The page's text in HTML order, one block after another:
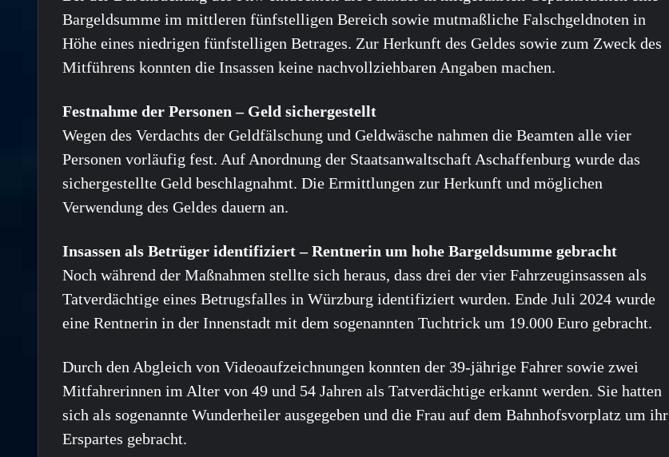
Bargeldsumme im mittleren fünfstelligen Bereich sowie mutmaßliche Falschgeldnoten in
Höhe eines niedrigen fünfstelligen Betrages. Zur Herkunft des Geldes sowie zum Zweck des
Mitführens konnten die Insassen keine nachvollziehbaren Angaben machen.
Festnahme der Personen – Geld sichergestellt
Wegen des Verdachts der Geldfälschung und Geldwäsche nahmen die Beamten alle vier
Personen vorläufig fest. Auf Anordnung der Staatsanwaltschaft Aschaffenburg wurde das
sichergestellte Geld beschlagnahmt. Die Ermittlungen zur Herkunft und möglichen
Verwendung des Geldes dauern an.
Insassen als Betrüger identifiziert – Rentnerin um hohe Bargeldsumme gebracht
Noch während der Maßnahmen stellte sich heraus, dass drei der vier Fahrzeuginsassen als
Tatverdächtige eines Betrugsfalles in Würzburg identifiziert wurden. Ende Juli 2024 wurde
eine Rentnerin in der Innenstadt mit dem sogenannten Tuchtrick um 19.000 Euro gebracht.
Durch den Abgleich von Videoaufzeichnungen konnten der 39-jährige Fahrer sowie zwei
Mitfahrerinnen im Alter von 49 und 54 Jahren als Tatverdächtige erkannt werden. Sie hatten
sich als sogenannte Wunderheiler ausgegeben und die Frau auf dem Bahnhofsvorplatz um ihr
Erspartes gebracht.